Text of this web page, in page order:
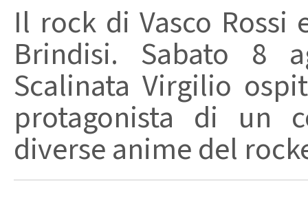
Il rock di Vasco
Brindisi. Sabato 8
Scalinata Virgilio
protagonista di un
diverse anime del